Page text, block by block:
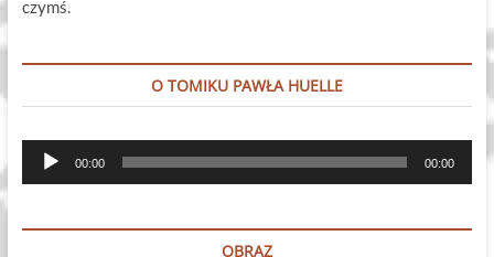
czymś.
O TOMIKU PAWŁA HUELLE
Odtwarzacz
plików
00:00 00:00
OBRAZ